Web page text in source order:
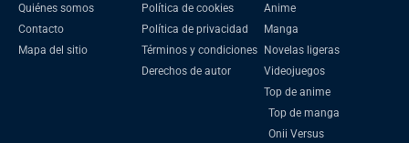
Quiénes somos
Contacto
Mapa del sitio
Política de cookies
Política de privacidad
Términos y condiciones
Derechos de autor
Anime
Manga
Novelas ligeras
Videojuegos
Top de anime
Top de manga
Onii Versus